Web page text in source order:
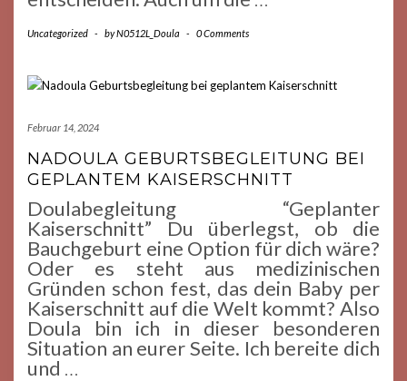
Uncategorized - byN0512L_Doula - 0 Comments
Februar 14, 2024
NADOULA GEBURTSBEGLEITUNG BEI
GEPLANTEM KAISERSCHNITT
Doulabegleitung “Geplanter
Kaiserschnitt” Du überlegst, ob die
Bauchgeburt eine Option für dich wäre?
Oder es steht aus medizinischen
Gründen schon fest, das dein Baby per
Kaiserschnitt auf die Welt kommt? Also
Doula bin ich in dieser besonderen
Situation an eurer Seite. Ich bereite dich
und …